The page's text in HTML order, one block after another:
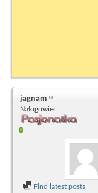
jagnam
Nałogowiec
Find latest posts